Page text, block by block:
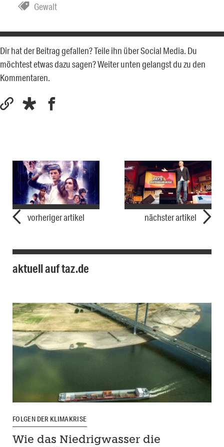
Gewalt
Dir hat der Beitrag gefallen? Teile ihn über Social Media. Du
möchtest etwas dazu sagen? Weiter unten gelangst du zu den
Kommentaren.
vorheriger artikel nächster artikel
aktuell auf taz.de
FOLGEN DER KLIMAKRISE
Wie das Niedrigwasser die